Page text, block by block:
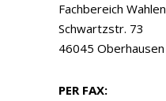
Fachbereich Wahlen
Schwartzstr. 73
46045 Oberhausen
PER FAX: